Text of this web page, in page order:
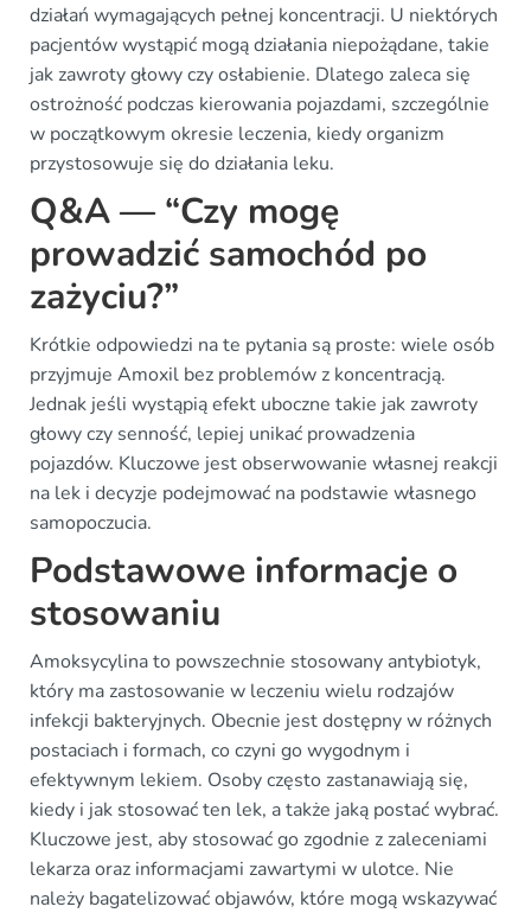
działań wymagających pełnej koncentracji. U niektórych
pacjentów wystąpić mogą działania niepożądane, takie
jak zawroty głowy czy osłabienie. Dlatego zaleca się
ostrożność podczas kierowania pojazdami, szczególnie
w początkowym okresie leczenia, kiedy organizm
przystosowuje się do działania leku.
Q&A — “Czy mogę
prowadzić samochód po
zażyciu?”
Krótkie odpowiedzi na te pytania są proste: wiele osób
przyjmuje Amoxil bez problemów z koncentracją.
Jednak jeśli wystąpią efekt uboczne takie jak zawroty
głowy czy senność, lepiej unikać prowadzenia
pojazdów. Kluczowe jest obserwowanie własnej reakcji
na lek i decyzje podejmować na podstawie własnego
samopoczucia.
Podstawowe informacje o
stosowaniu
Amoksycylina to powszechnie stosowany antybiotyk,
który ma zastosowanie w leczeniu wielu rodzajów
infekcji bakteryjnych. Obecnie jest dostępny w różnych
postaciach i formach, co czyni go wygodnym i
efektywnym lekiem. Osoby często zastanawiają się,
kiedy i jak stosować ten lek, a także jaką postać wybrać.
Kluczowe jest, aby stosować go zgodnie z zaleceniami
lekarza oraz informacjami zawartymi w ulotce. Nie
należy bagatelizować objawów, które mogą wskazywać